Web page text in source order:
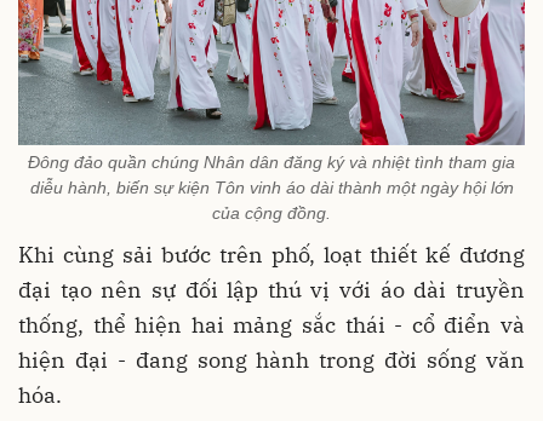
Đông đảo quần chúng Nhân dân đăng ký và nhiệt tình tham gia
diễu hành, biến sự kiện Tôn vinh áo dài thành một ngày hội lớn
của cộng đồng.
Khi cùng sải bước trên phố, loạt thiết kế đương
đại tạo nên sự đối lập thú vị với áo dài truyền
thống, thể hiện hai mảng sắc thái - cổ điển và
hiện đại - đang song hành trong đời sống văn
hóa.